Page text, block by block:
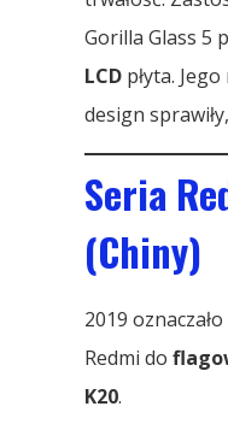
Gorilla Glass 5
LCD płyta.
design
Seria
(Chiny)
2019
Redmi do
K20.